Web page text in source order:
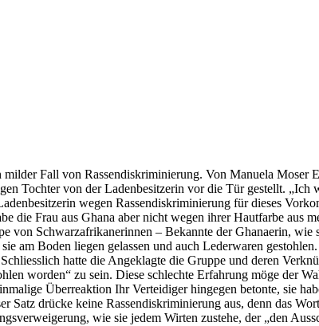
Fall von Rassendiskriminierung. Von Manuela Moser
Tochter von der Ladenbesitzerin vor die Tür gestellt.
wegen Rassendiskriminierung für dieses
die Frau aus Ghana aber nicht wegen ihrer Hautfarbe aus
Schwarzafrikanerinnen – Bekannte der Ghanaerin, wie
am Boden liegen gelassen und auch Lederwaren
hatte die Angeklagte die Gruppe und deren
worden“ zu sein. Diese schlechte Erfahrung möge der
Überreaktion Ihr Verteidiger hingegen betonte, sie
drücke keine Rassendiskriminierung aus, denn das
wie sie jedem Wirten zustehe, der „den